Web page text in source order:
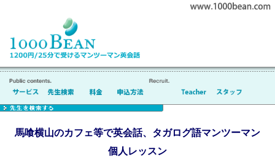
馬喰横山のカフェ等で英会話、タガログ語マンツーマン
個人レッスン